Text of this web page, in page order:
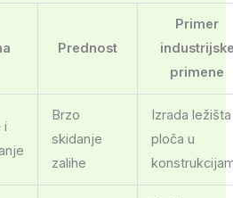
Prednost
Primer
primene
i
Brzo
skidanje
zalihe
Izrada ležišta
ploča u